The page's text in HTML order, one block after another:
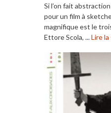
Si l’on fait
pour un film à
magnifique est le
Ettore Scola, ...Lire